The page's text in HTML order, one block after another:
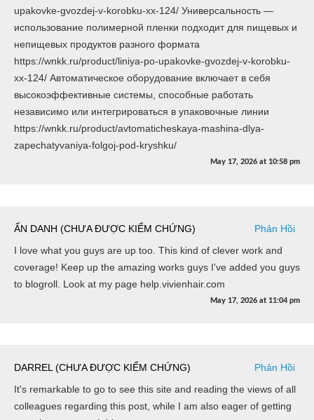
upakovke-gvozdej-v-korobku-xx-124/ Универсальность —
использование полимерной пленки подходит для пищевых и
непищевых продуктов разного формата
https://wnkk.ru/product/liniya-po-upakovke-gvozdej-v-korobku-
xx-124/ Автоматическое оборудование включает в себя
высокоэффективные системы, способные работать
независимо или интегрироваться в упаковочные линии
https://wnkk.ru/product/avtomaticheskaya-mashina-dlya-
zapechatyvaniya-folgoj-pod-kryshku/
May 17, 2026 at 10:58 pm
ẨN DANH (CHƯA ĐƯỢC KIỂM CHỨNG)
Phản Hồi
I love what you guys are up too. This kind of clever work and
coverage! Keep up the amazing works guys I've added you guys
to blogroll. Look at my page help.vivienhair.com
May 17, 2026 at 11:04 pm
DARREL (CHƯA ĐƯỢC KIỂM CHỨNG)
Phản Hồi
It's remarkable to go to see this site and reading the views of all
colleagues regarding this post, while I am also eager of getting